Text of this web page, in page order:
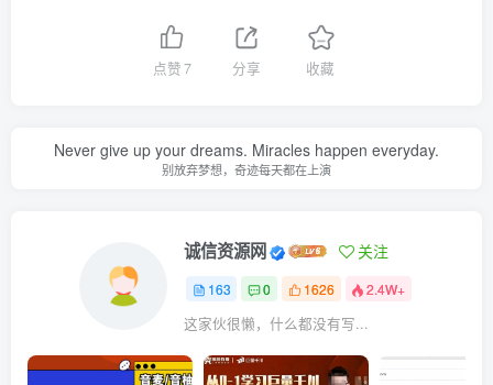
点赞7 分享 收藏
Never give up your dreams. Miracles happen everyday.
别放弃梦想，奇迹每天都在上演
诚信资源网 关注
163 0 1626 2.4W+
这家伙很懒，什么都没有写...